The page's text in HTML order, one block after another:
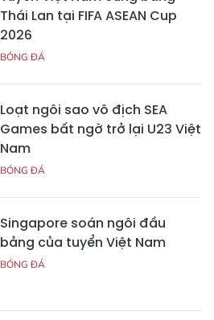
Thái Lan tại FIFA ASEAN Cup
2026
BÓNG ĐÁ
Loạt ngôi sao vô địch SEA
Games bất ngờ trở lại U23 Việt
Nam
BÓNG ĐÁ
Singapore soán ngôi đầu
bảng của tuyển Việt Nam
BÓNG ĐÁ